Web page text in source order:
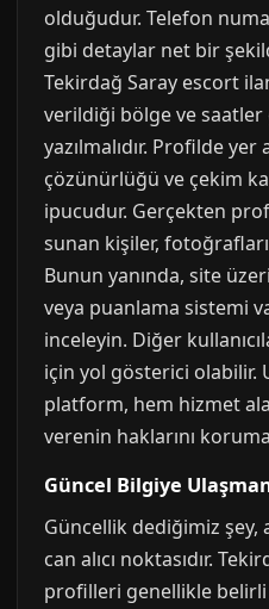
olduğudur. Telefon
gibi detaylar net bir
Tekirdağ Saray escort
verildiği bölge ve saatler
yazılmalıdır. Profilde
çözünürlüğü ve çekim
ipucudur. Gerçekten
sunan kişiler,
Bunun yanında, site
veya puanlama sistemi
inceleyin. Diğer
için yol gösterici olabilir.
platform, hem hizmet
verenin haklarını
Güncel Bilgiye
Güncellik dediğimiz şey,
can alıcı noktasıdır.
profilleri genellikle belirli